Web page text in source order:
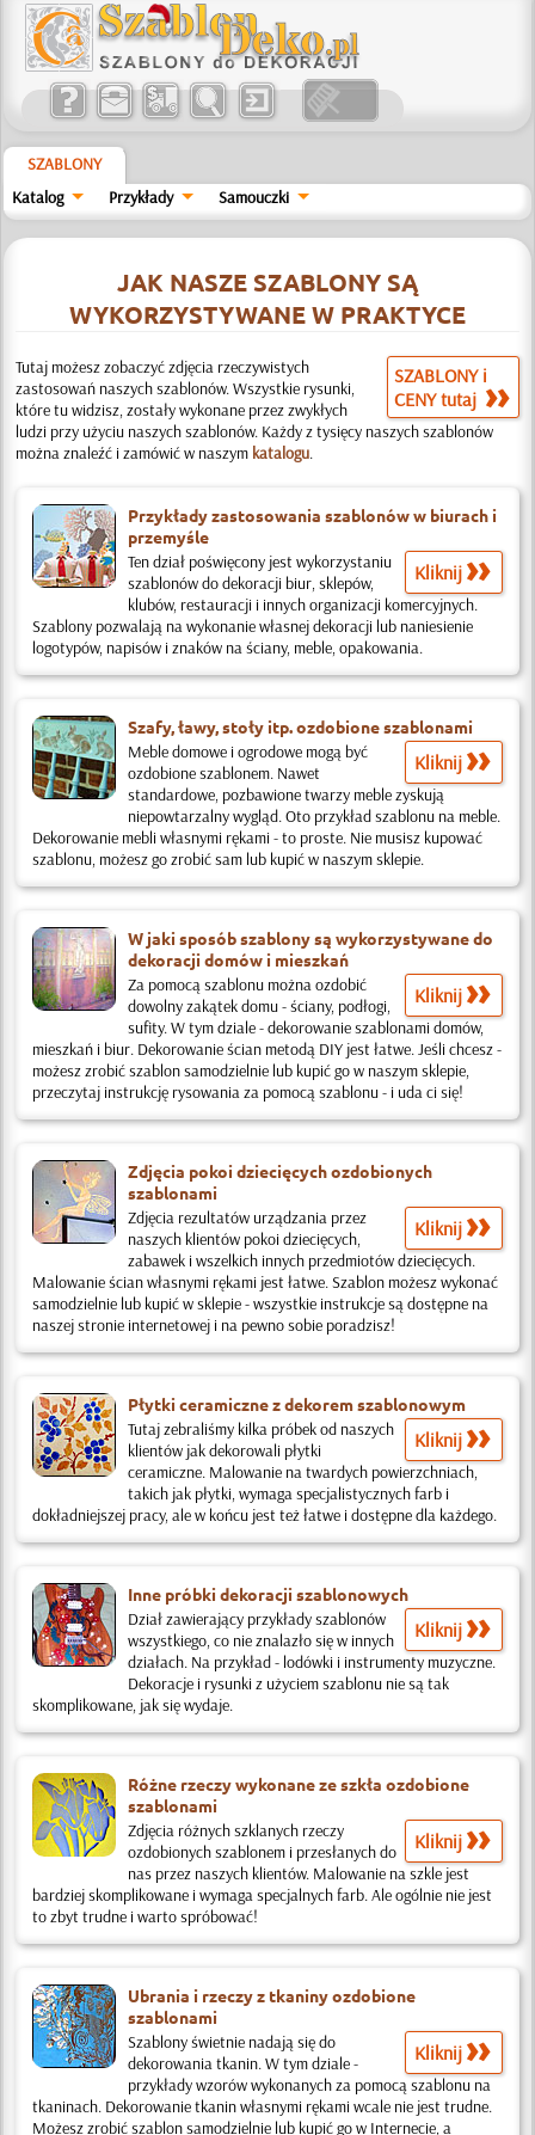
SZABLONY
Katalog
Przykłady Samouczki
JAK NASZE SZABLONY SĄ
WYKORZYSTYWANE W PRAKTYCE
SZABLONY i
CENY tutaj
Tutaj możesz zobaczyć zdjęcia rzeczywistych
zastosowań naszych szablonów. Wszystkie rysunki,
które tu widzisz, zostały wykonane przez zwykłych
ludzi przy użyciu naszych szablonów. Każdy z tysięcy naszych szablonów
można znaleźć i zamówić w naszym katalogu.
Przykłady zastosowania szablonów w biurach i
przemyśle
Kliknij
Ten dział poświęcony jest wykorzystaniu
szablonów do dekoracji biur, sklepów,
klubów, restauracji i innych organizacji komercyjnych.
Szablony pozwalają na wykonanie własnej dekoracji lub naniesienie
logotypów, napisów i znaków na ściany, meble, opakowania.
Szafy, ławy, stoły itp. ozdobione szablonami
Kliknij
Meble domowe i ogrodowe mogą być
ozdobione szablonem. Nawet
standardowe, pozbawione twarzy meble zyskują
niepowtarzalny wygląd. Oto przykład szablonu na meble.
Dekorowanie mebli własnymi rękami - to proste. Nie musisz kupować
szablonu, możesz go zrobić sam lub kupić w naszym sklepie.
W jaki sposób szablony są wykorzystywane do
dekoracji domów i mieszkań
Kliknij
Za pomocą szablonu można ozdobić
dowolny zakątek domu - ściany, podłogi,
sufity. W tym dziale - dekorowanie szablonami domów,
mieszkań i biur. Dekorowanie ścian metodą DIY jest łatwe. Jeśli chcesz -
możesz zrobić szablon samodzielnie lub kupić go w naszym sklepie,
przeczytaj instrukcję rysowania za pomocą szablonu - i uda ci się!
Zdjęcia pokoi dziecięcych ozdobionych
szablonami
Kliknij
Zdjęcia rezultatów urządzania przez
naszych klientów pokoi dziecięcych,
zabawek i wszelkich innych przedmiotów dziecięcych.
Malowanie ścian własnymi rękami jest łatwe. Szablon możesz wykonać
samodzielnie lub kupić w sklepie - wszystkie instrukcje są dostępne na
naszej stronie internetowej i na pewno sobie poradzisz!
Płytki ceramiczne z dekorem szablonowym
Kliknij
Tutaj zebraliśmy kilka próbek od naszych
klientów jak dekorowali płytki
ceramiczne. Malowanie na twardych powierzchniach,
takich jak płytki, wymaga specjalistycznych farb i
dokładniejszej pracy, ale w końcu jest też łatwe i dostępne dla każdego.
Inne próbki dekoracji szablonowych
Kliknij
Dział zawierający przykłady szablonów
wszystkiego, co nie znalazło się w innych
działach. Na przykład - lodówki i instrumenty muzyczne.
Dekoracje i rysunki z użyciem szablonu nie są tak
skomplikowane, jak się wydaje.
Różne rzeczy wykonane ze szkła ozdobione
szablonami
Kliknij
Zdjęcia różnych szklanych rzeczy
ozdobionych szablonem i przesłanych do
nas przez naszych klientów. Malowanie na szkle jest
bardziej skomplikowane i wymaga specjalnych farb. Ale ogólnie nie jest
to zbyt trudne i warto spróbować!
Ubrania i rzeczy z tkaniny ozdobione
szablonami
Kliknij
Szablony świetnie nadają się do
dekorowania tkanin. W tym dziale -
przykłady wzorów wykonanych za pomocą szablonu na
tkaninach. Dekorowanie tkanin własnymi rękami wcale nie jest trudne.
Możesz zrobić szablon samodzielnie lub kupić go w Internecie, a